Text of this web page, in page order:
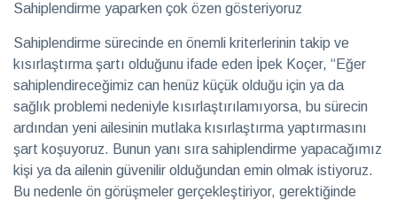
Sahiplendirme yaparken çok özen gösteriyoruz
Sahiplendirme sürecinde en önemli kriterlerinin takip ve
kısırlaştırma şartı olduğunu ifade eden İpek Koçer, “Eğer
sahiplendireceğimiz can henüz küçük olduğu için ya da
sağlık problemi nedeniyle kısırlaştırılamıyorsa, bu sürecin
ardından yeni ailesinin mutlaka kısırlaştırma yaptırmasını
şart koşuyoruz. Bunun yanı sıra sahiplendirme yapacağımız
kişi ya da ailenin güvenilir olduğundan emin olmak istiyoruz.
Bu nedenle ön görüşmeler gerçekleştiriyor, gerektiğinde